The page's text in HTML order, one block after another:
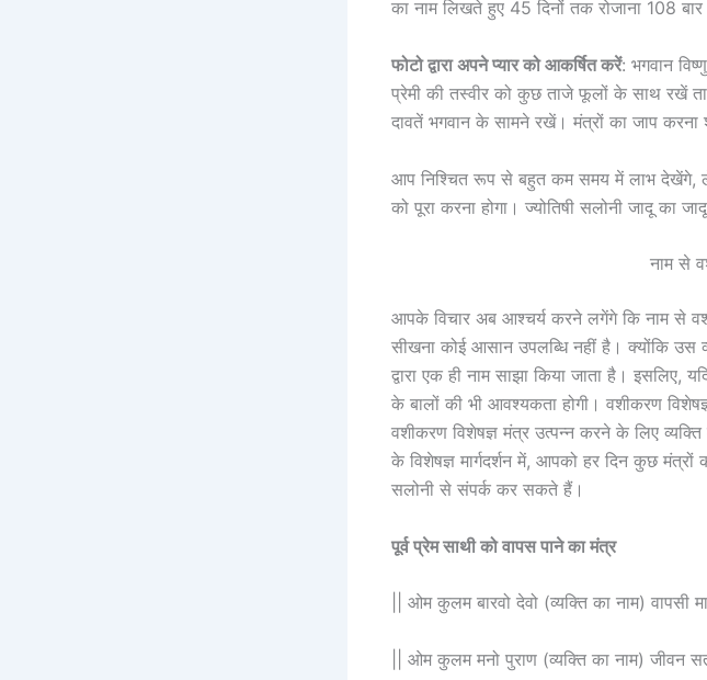
का नाम लिखते हुए 45 दिनों तक रोजाना 108
फोटो द्वारा अपने प्यार को आकर्षित करें: भगवान
प्रेमी की तस्वीर को कुछ ताजे फूलों के साथ रखें
दावतें भगवान के सामने रखें। मंत्रों का जाप
आप निश्चित रूप से बहुत कम समय में लाभ देखेंगे,
को पूरा करना होगा। ज्योतिषी सलोनी जादू
नाम से
आपके विचार अब आश्चर्य करने लगेंगे कि नाम से
सीखना कोई आसान उपलब्धि नहीं है। क्योंकि उस
द्वारा एक ही नाम साझा किया जाता है।
के बालों की भी आवश्यकता होगी। वशीकरण
वशीकरण विशेषज्ञ मंत्र उत्पन्न करने के लिए
के विशेषज्ञ मार्गदर्शन में, आपको हर दिन कुछ
सलोनी से संपर्क कर सकते हैं।
पूर्व प्रेम साथी को वापस पाने का मंत्र
|| ओम कुलम बारवो देवो (व्यक्ति का नाम) वापसी
|| ओम कुलम मनो पुराण (व्यक्ति का नाम) जीवन